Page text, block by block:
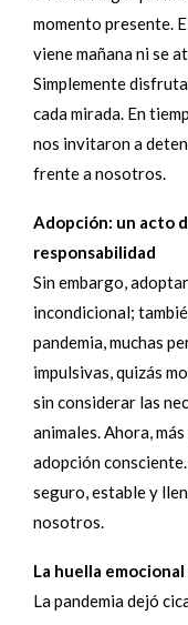
momento presente.
viene mañana ni se
Simplemente
cada mirada. En
nos invitaron a
frente a nosotros.
Adopción: un acto
responsabilidad
Sin embargo,
incondicional;
pandemia, muchas
impulsivas, quizás
sin considerar las
animales. Ahora,
adopción
seguro, estable y
nosotros.
La huella
La pandemia dejó